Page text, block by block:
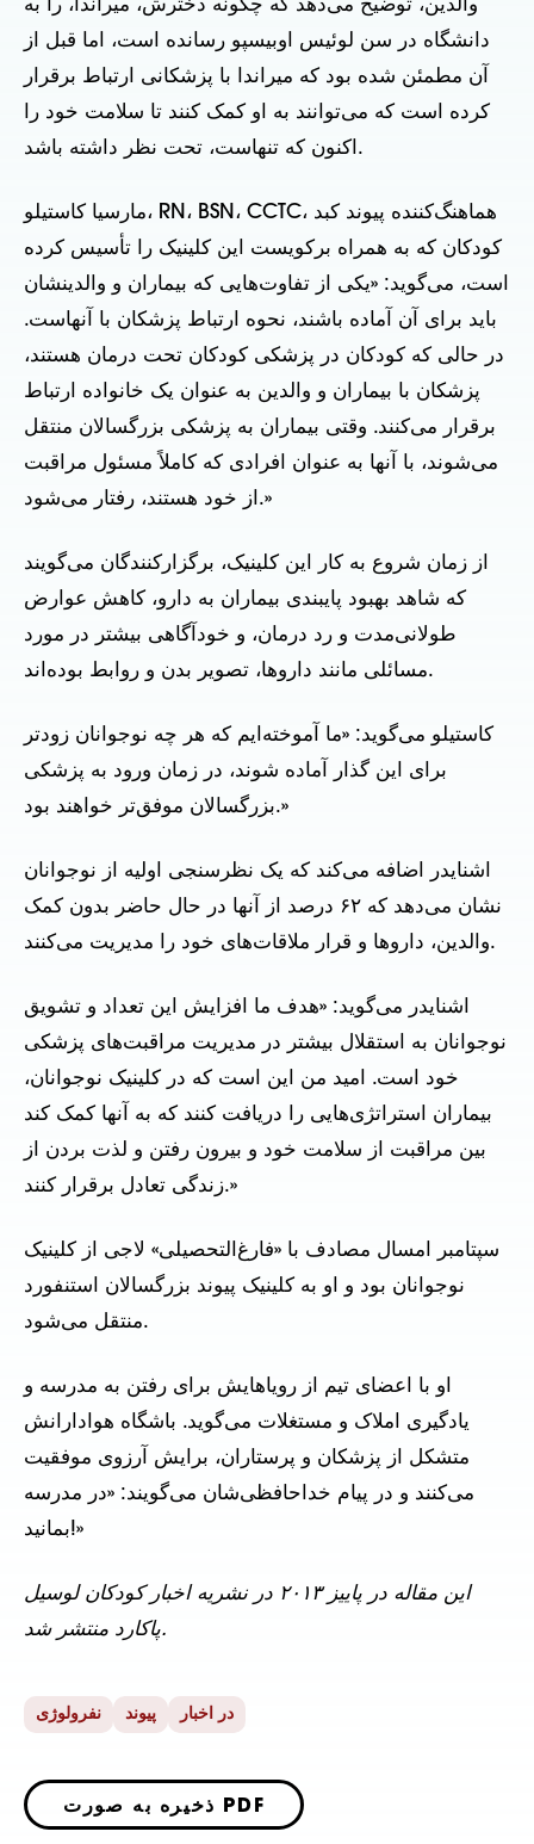
والدین، توضیح می‌دهد که چگونه دخترش، میراندا، را به
دانشگاه در سن لوئیس اوبیسپو رسانده است، اما قبل از
آن مطمئن شده بود که میراندا با پزشکانی ارتباط برقرار
کرده است که می‌توانند به او کمک کنند تا سلامت خود را
اکنون که تنهاست، تحت نظر داشته باشد.
مارسیا کاستیلو، RN، BSN، CCTC، هماهنگ‌کننده پیوند کبد
کودکان که به همراه برکویست این کلینیک را تأسیس کرده
است، می‌گوید: «یکی از تفاوت‌هایی که بیماران و والدینشان
باید برای آن آماده باشند، نحوه ارتباط پزشکان با آنهاست.
در حالی که کودکان در پزشکی کودکان تحت درمان هستند،
پزشکان با بیماران و والدین به عنوان یک خانواده ارتباط
برقرار می‌کنند. وقتی بیماران به پزشکی بزرگسالان منتقل
می‌شوند، با آنها به عنوان افرادی که کاملاً مسئول مراقبت
از خود هستند، رفتار می‌شود.»
از زمان شروع به کار این کلینیک، برگزارکنندگان می‌گویند
که شاهد بهبود پایبندی بیماران به دارو، کاهش عوارض
طولانی‌مدت و رد درمان، و خودآگاهی بیشتر در مورد
مسائلی مانند داروها، تصویر بدن و روابط بوده‌اند.
کاستیلو می‌گوید: «ما آموخته‌ایم که هر چه نوجوانان زودتر
برای این گذار آماده شوند، در زمان ورود به پزشکی
بزرگسالان موفق‌تر خواهند بود.»
اشنایدر اضافه می‌کند که یک نظرسنجی اولیه از نوجوانان
نشان می‌دهد که ۶۲ درصد از آنها در حال حاضر بدون کمک
والدین، داروها و قرار ملاقات‌های خود را مدیریت می‌کنند.
اشنایدر می‌گوید: «هدف ما افزایش این تعداد و تشویق
نوجوانان به استقلال بیشتر در مدیریت مراقبت‌های پزشکی
خود است. امید من این است که در کلینیک نوجوانان،
بیماران استراتژی‌هایی را دریافت کنند که به آنها کمک کند
بین مراقبت از سلامت خود و بیرون رفتن و لذت بردن از
زندگی تعادل برقرار کنند.»
سپتامبر امسال مصادف با «فارغ‌التحصیلی» لاجی از کلینیک
نوجوانان بود و او به کلینیک پیوند بزرگسالان استنفورد
منتقل می‌شود.
او با اعضای تیم از رویاهایش برای رفتن به مدرسه و
یادگیری املاک و مستغلات می‌گوید. باشگاه هوادارانش
متشکل از پزشکان و پرستاران، برایش آرزوی موفقیت
می‌کنند و در پیام خداحافظی‌شان می‌گویند: «در مدرسه
بمانید!»
این مقاله در پاییز ۲۰۱۳ در نشریه اخبار کودکان لوسیل
پاکارد منتشر شد.
نفرولوژی پیوند در اخبار
ذخیره به صورت PDF